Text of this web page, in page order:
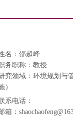
名：邵超峰
务职称：教授
究领域： 环境规划与
）
系电话：
箱：